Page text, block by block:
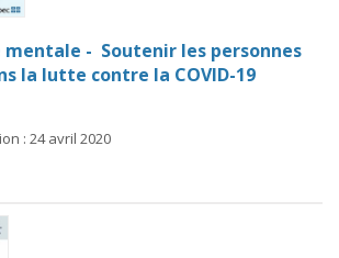
mentale - Soutenir les personnes
la lutte contre la COVID-19
: 24 avril 2020